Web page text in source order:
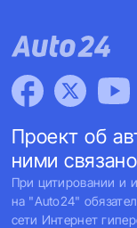
Проект об
ними
При цитировании и
на "Auto24"
сети Интернет